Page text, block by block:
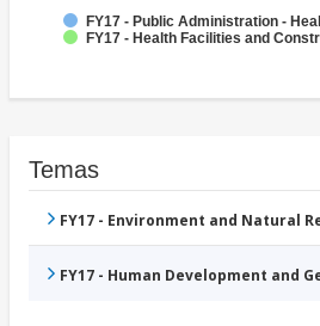
FY17 - Public Administration -
FY17 - Health Facilities and
Temas
FY17 - Environment and Natural
FY17 - Human Development and